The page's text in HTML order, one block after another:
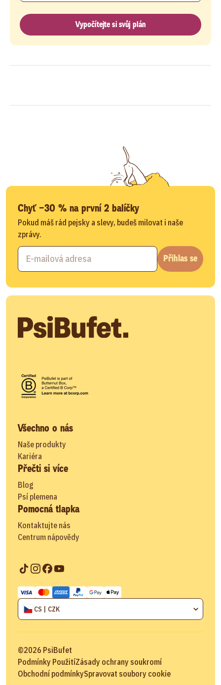
Vypočítejte si svůj plán
Chyť −30 % na první 2 balíčky
Pokud máš rád pejsky a slevy, budeš milovat i naše
zprávy.
Přihlas se
Všechno o nás
Naše produkty
Kariéra
Přečti si více
Blog
Psí plemena
Pomocná tlapka
Kontaktujte nás
Centrum nápovědy
CS | CZK
©2026 PsiBufet
Podmínky PoužitíZásady ochrany soukromí
Obchodní podmínkySpravovat soubory cookie